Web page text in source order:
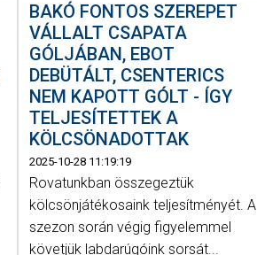
BAKÓ FONTOS SZEREPET
VÁLLALT CSAPATA
GÓLJÁBAN, EBOT
DEBÜTÁLT, CSENTERICS
NEM KAPOTT GÓLT - ÍGY
TELJESÍTETTEK A
KÖLCSÖNADOTTAK
2025-10-28 11:19:19
Rovatunkban összegeztük
kölcsönjátékosaink teljesítményét. A
szezon során végig figyelemmel
követjük labdarúgóink sorsát...